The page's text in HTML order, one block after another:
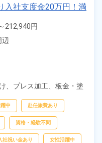
入社支度金20万円！満
当、月2万円！★特別
212,940円
円
、 プレス加工、 板金・塗
、 物流・配送
中 赴任旅費あり
資格・経験不問
社祝い金あり 女性活躍中